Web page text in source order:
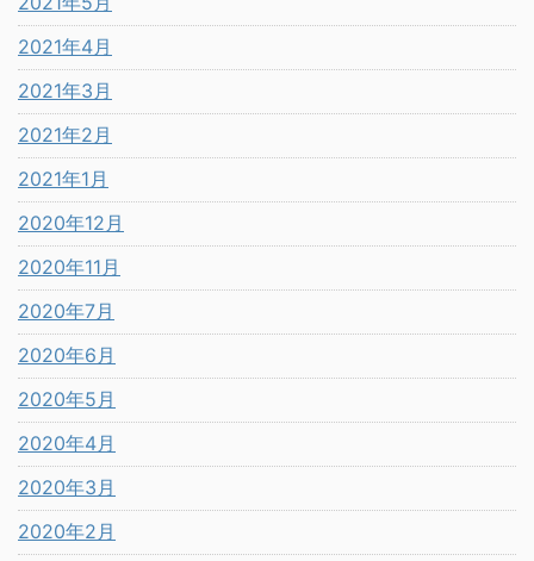
2021年4月
2021年3月
2021年2月
2021年1月
2020年12月
2020年11月
2020年7月
2020年6月
2020年5月
2020年4月
2020年3月
2020年2月